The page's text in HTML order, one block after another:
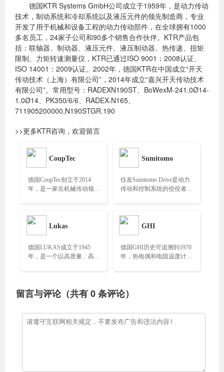
德国KTR Systems GmbH公司成立于1959年，是动力传动
技术，制动系统和冷却系统以及液压元件的领先制造商，专业
开发了用于机械和设备工程的动力传动部件，在全球拥有1000
多名员工，24家子公司和90多个销售合作伙伴。KTR产品包
括：联轴器、制动器、液压元件、液压制动器、热传递、扭矩
限制、力矩转速测量仪，KTR已通过ISO 9001：2008认证、
ISO 14001：2009认证。2002年，德国KTR在中国成立“开天
传动技术（上海）有限公司”，2014年成立“嘉兴开天传动技术
有限公司”。常用型号：RADEXN190ST、BoWexM-241.0Ø14-
1.0Ø14、PK350/6/6、RADEX-N165、
711905200000,N190STGR.190
>>更多KTR咨询，欢迎留言
CoupTec
德国CoupTec创立于2014
年，是一家在机械传动领域
产……
Sumitomo
住友Sumitomo Drive是动力
传动和控制系统的佼佼者，
Lukas
德国LUKAS成立于1945
年，是一个以高质量、高性
GHI
德国GHI历史可追溯到1970
年，热电偶和电阻温度计的
留言与评论（共有0条评论）